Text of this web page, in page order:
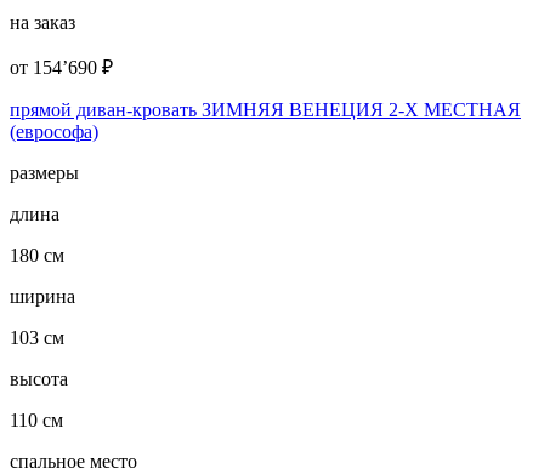
на заказ
от 154’690 ₽
прямой диван-кровать ЗИМНЯЯ ВЕНЕЦИЯ 2-Х МЕСТНАЯ
(еврософа)
размеры
длина
180 см
ширина
103 см
высота
110 см
спальное место